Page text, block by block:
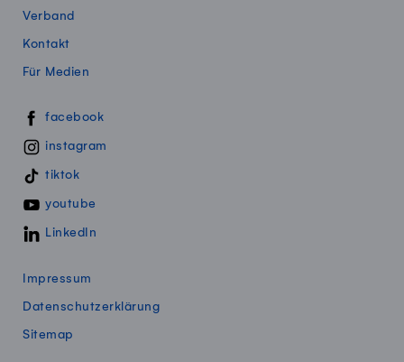
Verband
Kontakt
Für Medien
Swissmillk auf Social Media
facebook
instagram
tiktok
youtube
LinkedIn
Impressum
Datenschutzerklärung
Sitemap